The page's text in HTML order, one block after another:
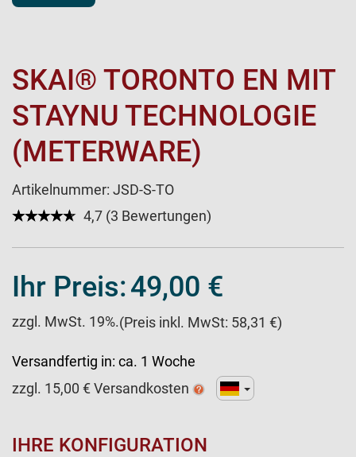
SKAI® TORONTO EN MIT
STAYNU TECHNOLOGIE
(METERWARE)
Artikelnummer: JSD-S-TO
★★★★★
☆☆☆☆☆ 4,7 (3 Bewertungen)
Ihr Preis:49,00 €
zzgl. MwSt. 19%.(Preis inkl. MwSt: 58,31 €)
Versandfertig in: ca. 1 Woche
zzgl. 15,00 € Versandkosten
IHRE KONFIGURATION